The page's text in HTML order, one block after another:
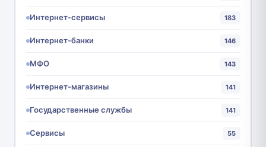
Интернет-сервисы 183
Интернет-банки 146
МФО 143
Интернет-магазины 141
Государственные службы 141
Сервисы 55